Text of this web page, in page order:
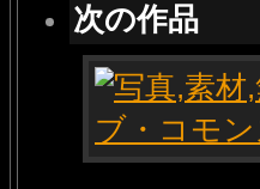
次の作品